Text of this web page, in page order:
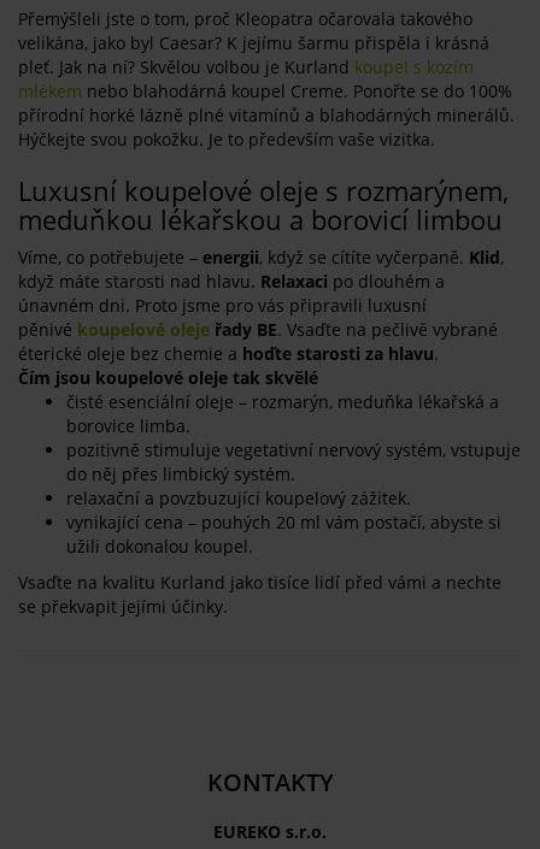
Přemýšleli jste o tom, proč Kleopatra očarovala takového
velikána, jako byl Caesar? K jejímu šarmu přispěla i krásná
pleť. Jak na ní? Skvělou volbou je Kurland koupel s kozím
mlékem nebo blahodárná koupel Creme. Ponořte se do 100%
přírodní horké lázně plné vitamínů a blahodárných minerálů.
Hýčkejte svou pokožku. Je to především vaše vizitka.
Luxusní koupelové oleje s rozmarýnem,
meduňkou lékařskou a borovicí limbou
Víme, co potřebujete – energii, když se cítíte vyčerpaně. Klid,
když máte starosti nad hlavu. Relaxaci po dlouhém a
únavném dni. Proto jsme pro vás připravili luxusní
pěnivé koupelové oleje řady BE. Vsaďte na pečlivě vybrané
éterické oleje bez chemie a hoďte starosti za hlavu.
Čím jsou koupelové oleje tak skvělé
čisté esenciální oleje – rozmarýn, meduňka lékařská a
borovice limba.
pozitivně stimuluje vegetativní nervový systém, vstupuje
do něj přes limbický systém.
relaxační a povzbuzující koupelový zážitek.
vynikající cena – pouhých 20 ml vám postačí, abyste si
užili dokonalou koupel.
Vsaďte na kvalitu Kurland jako tisíce lidí před vámi a nechte
se překvapit jejími účinky.
KONTAKTY
EUREKO s.r.o.